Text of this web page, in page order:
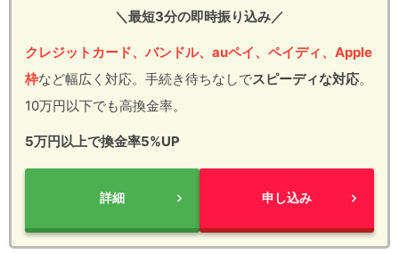
＼最短3分の即時振り込み／
クレジットカード、バンドル、auペイ、ペイディ、Apple
枠など幅広く対応。手続き待ちなしでスピーディな対応。
10万円以下でも高換金率。
5万円以上で換金率5%UP
詳細 申し込み